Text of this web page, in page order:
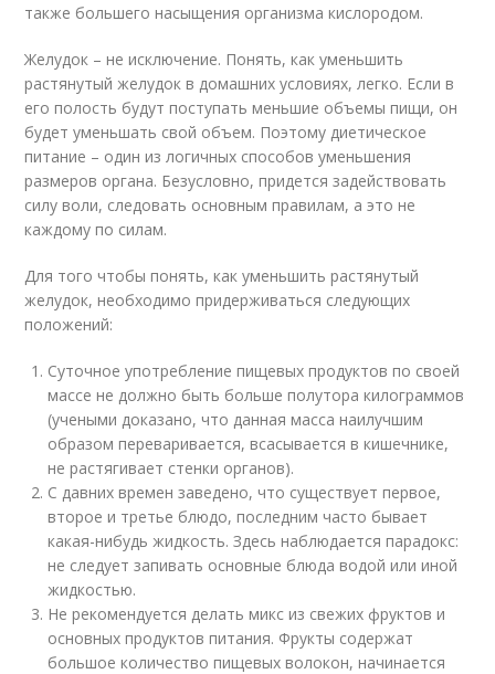
также большего насыщения организма кислородом.
Желудок – не исключение. Понять, как уменьшить
растянутый желудок в домашних условиях, легко. Если в
его полость будут поступать меньшие объемы пищи, он
будет уменьшать свой объем. Поэтому диетическое
питание – один из логичных способов уменьшения
размеров органа. Безусловно, придется задействовать
силу воли, следовать основным правилам, а это не
каждому по силам.
Для того чтобы понять, как уменьшить растянутый
желудок, необходимо придерживаться следующих
положений:
Суточное употребление пищевых продуктов по своей
массе не должно быть больше полутора килограммов
(учеными доказано, что данная масса наилучшим
образом переваривается, всасывается в кишечнике,
не растягивает стенки органов).
С давних времен заведено, что существует первое,
второе и третье блюдо, последним часто бывает
какая-нибудь жидкость. Здесь наблюдается парадокс:
не следует запивать основные блюда водой или иной
жидкостью.
Не рекомендуется делать микс из свежих фруктов и
основных продуктов питания. Фрукты содержат
большое количество пищевых волокон, начинается